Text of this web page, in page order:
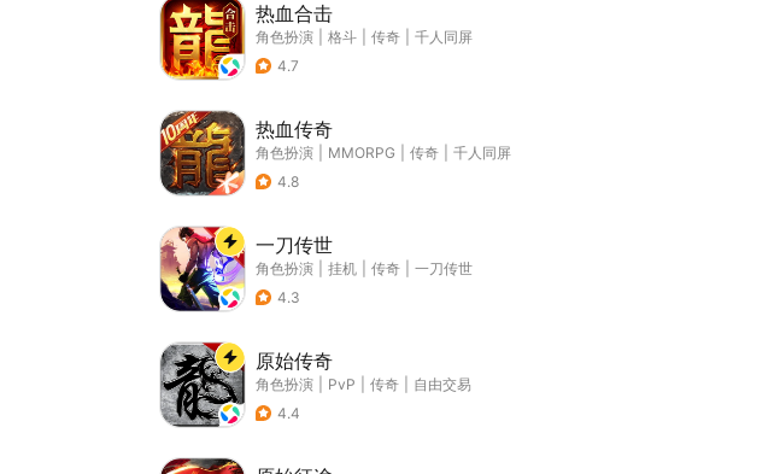
热血合击
角色扮演 格斗 传奇
千人同屏
4.7
热血传奇
角色扮演 MMORPG 传奇
千人同屏
4.8
一刀传世
角色扮演 挂机 传奇
一刀传世
4.3
原始传奇
角色扮演 PvP 传奇
自由交易
4.4